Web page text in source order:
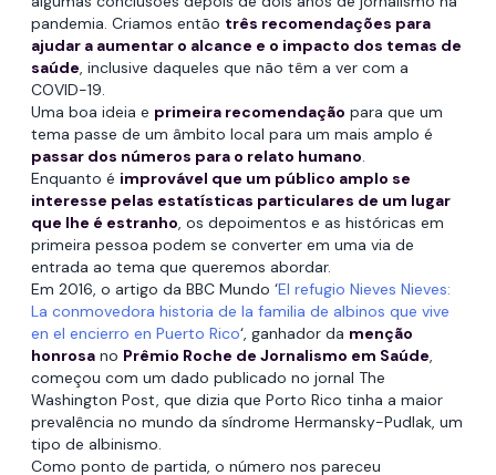
pandemia. Criamos então três recomendações para
ajudar a aumentar o alcance e o impacto dos temas de
saúde, inclusive daqueles que não têm a ver com a
COVID-19.
Uma boa ideia e primeira recomendação para que um
tema passe de um âmbito local para um mais amplo é
passar dos números para o relato humano.
Enquanto é improvável que um público amplo se
interesse pelas estatísticas particulares de um lugar
que lhe é estranho, os depoimentos e as históricas em
primeira pessoa podem se converter em uma via de
entrada ao tema que queremos abordar.
Em 2016, o artigo da BBC Mundo ‘El refugio Nieves Nieves:
La conmovedora historia de la familia de albinos que vive
en el encierro en Puerto Rico‘, ganhador da menção
honrosa no Prêmio Roche de Jornalismo em Saúde,
começou com um dado publicado no jornal The
Washington Post, que dizia que Porto Rico tinha a maior
prevalência no mundo da síndrome Hermansky-Pudlak, um
tipo de albinismo.
Como ponto de partida, o número nos pareceu